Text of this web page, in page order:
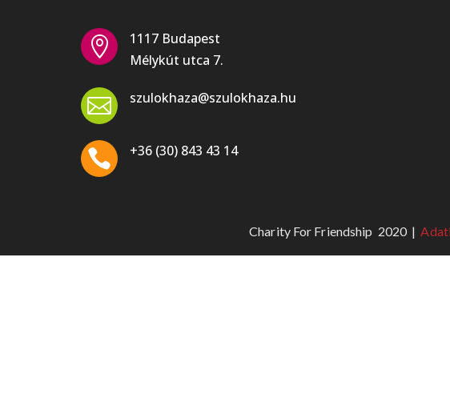

1117 Budapest
Mélykút utca 7.
 szulokhaza@szulokhaza.hu
 +36 (30) 843 43 14
Charity For Friendship 2020 |